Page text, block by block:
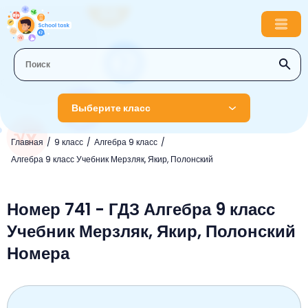
Выберите класс
Главная 9 класс
Алгебра 9 класс
Алгебра 9 класс Учебник Мерзляк, Якир, Полонский
1 класс
Русский язык
Литературное чтение
Математика
Математика
Английский язык
Литературное чтение
3 класс
Музыка
4 класс
Номер 741 - ГДЗ Алгебра 9 класс
Учебник Мерзляк, Якир, Полонский
Номера